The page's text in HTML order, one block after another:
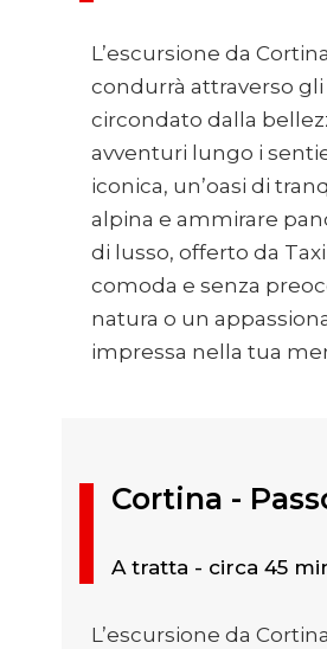
L’escursione da
condurrà attraverso
circondato dalla
avventuri lungo i
iconica, un’oasi di
alpina e ammirare
di lusso, offerto da
comoda e senza
natura o un
impressa nella tua
Cortina -
A tratta - circa 45
L’escursione da